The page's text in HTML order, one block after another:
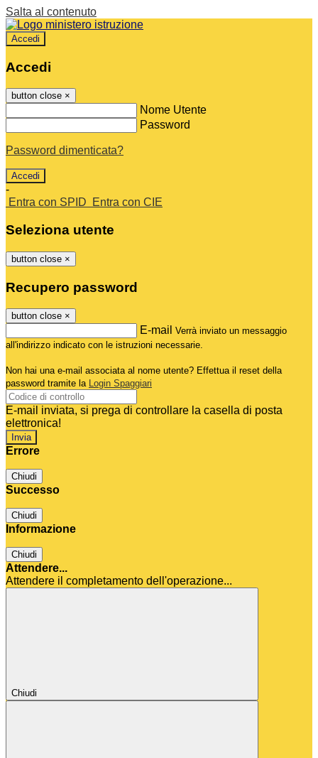
Salta al contenuto
Accedi
Accedi
button close ×
Nome Utente
Password
Password dimenticata?
-
Entra con SPID
Entra con CIE
Seleziona utente
button close ×
Recupero password
button close ×
E-mail Verrà inviato un messaggio
all'indirizzo indicato con le istruzioni necessarie.
Non hai una e-mail associata al nome utente? Effettua il reset della
password tramite la Login Spaggiari
E-mail inviata, si prega di controllare la casella di posta
elettronica!
Errore
Chiudi
Successo
Chiudi
Informazione
Chiudi
Attendere...
Attendere il completamento dell'operazione...
Chiudi